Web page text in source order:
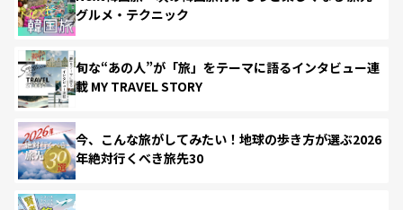
グルメ・テクニック
旬な“あの人”が「旅」をテーマに語るインタビュー連
載 MY TRAVEL STORY
今、こんな旅がしてみたい！地球の歩き方が選ぶ2026
年絶対行くべき旅先30